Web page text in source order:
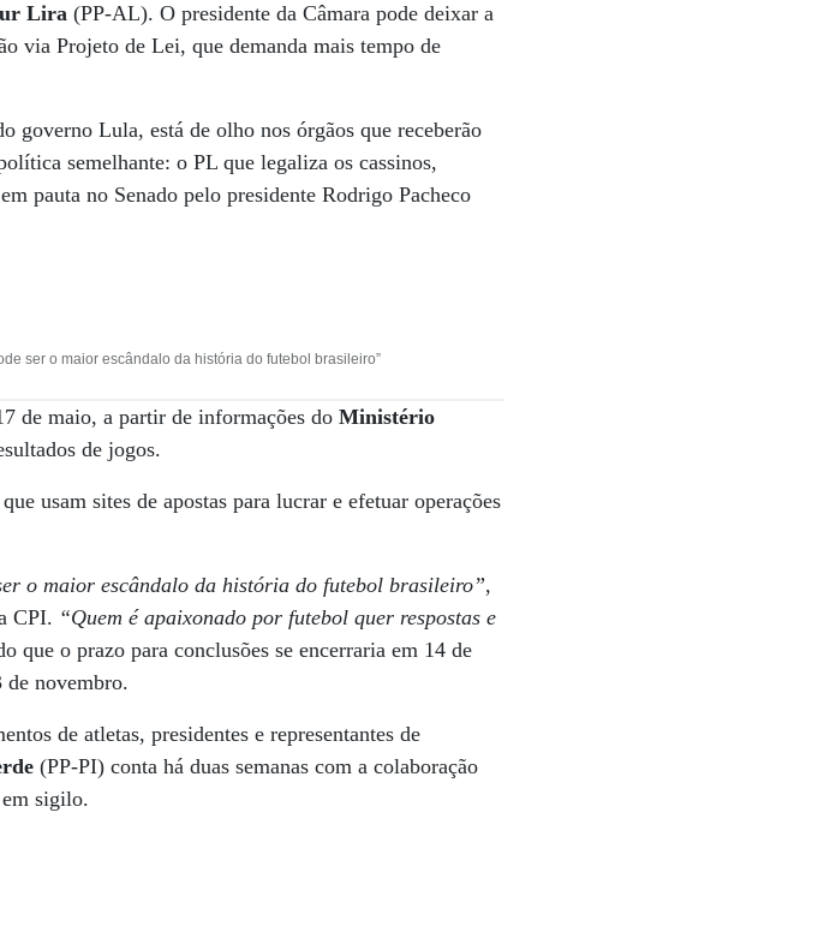
Lira (PP-AL). O presidente da Câmara pode deixar a
via Projeto de Lei, que demanda mais tempo de
governo Lula, está de olho nos órgãos que receberão
semelhante: o PL que legaliza os cassinos,
pauta no Senado pelo presidente Rodrigo Pacheco
ser o maior escândalo da história do futebol brasileiro”
de maio, a partir de informações doMinistério
de jogos.
usam sites de apostas para lucrar e efetuar operações
o maior escândalo da história do futebol brasileiro”,
CPI. “Quem é apaixonado por futebol quer respostas e
que o prazo para conclusões se encerraria em 14 de
de novembro.
de atletas, presidentes e representantes de
(PP-PI) conta há duas semanas com a colaboração
sigilo.